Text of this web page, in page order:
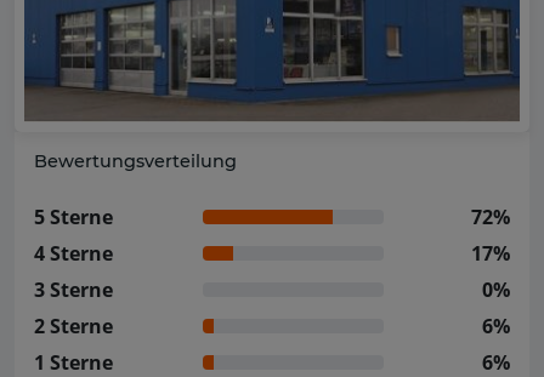
Bewertungsverteilung
5 Sterne
72%
4 Sterne
17%
3 Sterne
0%
2 Sterne
6%
1 Sterne
6%